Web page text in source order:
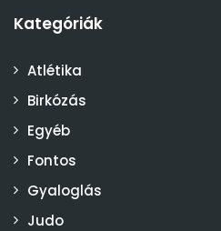
Kategóriák
Atlétika
Birkózás
Egyéb
Fontos
Gyaloglás
Judo